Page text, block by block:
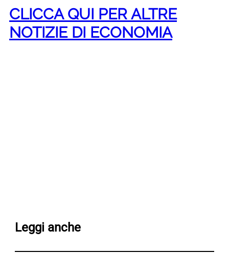
CLICCA QUI PER ALTRE
NOTIZIE DI ECONOMIA
Leggi anche